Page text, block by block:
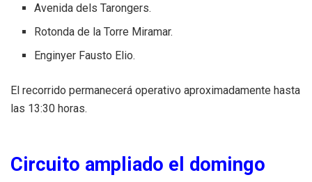
Avenida dels Tarongers.
Rotonda de la Torre Miramar.
Enginyer Fausto Elio.
El recorrido permanecerá operativo aproximadamente hasta
las 13:30 horas.
Circuito ampliado el domingo